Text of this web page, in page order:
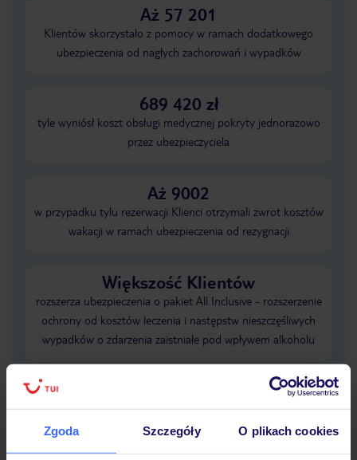
Zgoda Szczegóły O plikach cookies
Aż 57 201
Klientów skorzystało z pomocy w ramach dodatkowego
ubezpieczenia od nagłych zachorowań i wypadków
689 420 zł
tyle wyniósł koszt obsługi medycznej pokryty jednorazowo
przez ubezpieczyciela
Aż 9002
w przypadku tylu rezerwacji Klienci otrzymali zwrot kosztów
wakacji w ramach ubezpieczenia od rezygnacji
Większość Klientów
rozszerza ubezpieczenia o pakiet All Inclusive - rozszerzenie
ochrony od kosztów leczenia i następstw nieszczęśliwych
wypadków o zdarzenia zaistniałe pod wpływem alkoholu